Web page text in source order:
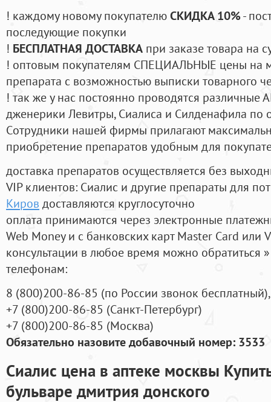
! каждому новому покупателюСКИДКА 10%-
последующие покупки
! БЕСПЛАТНАЯ ДОСТАВКА при заказе товара на
! оптовым покупателям СПЕЦИАЛЬНЫЕ цены на
препарата с возможностью выписки товарного
! так же у нас постоянно проводятся
дженерики Левитры, Сиалиса и Силденафила по
Cотрудники нашей фирмы прилагают
приобретение препаратов удобным для
доставка препаратов осуществляется без
VIP клиентов: Сиалис и другие препараты для
Киров доставляются круглосуточно
оплата принимаются через электронные
Web Money и с банковских карт Master Card или
консультации в любое время можно обратиться
телефонам:
8 (800)200-86-85 (по России звонок бесплатный),
+7 (800)200-86-85 (Санкт-Петербург)
+7 (800)200-86-85 (Москва)
Обязательно назовите добавочный номер: 3533
Сиалис цена в аптеке москвы
бульваре дмитрия донского